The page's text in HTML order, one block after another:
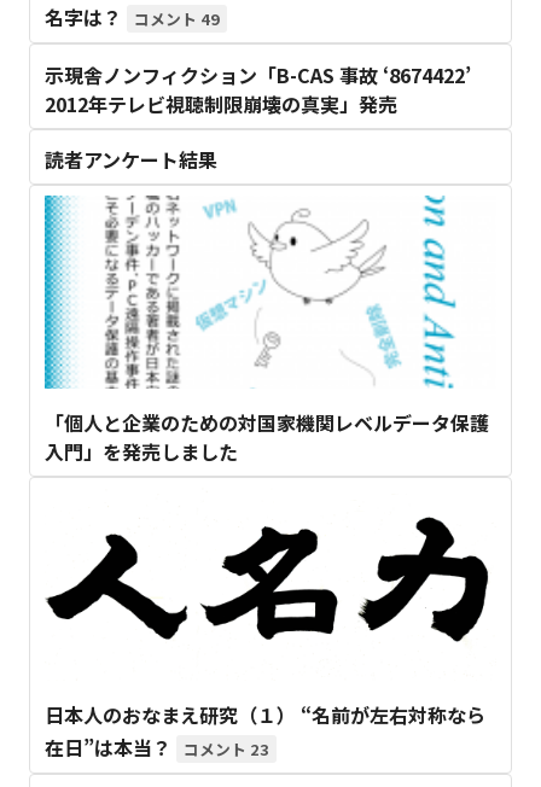
名字は？
49
示現舎ノンフィクション「B-CAS 事故 ‘8674422’
2012年テレビ視聴制限崩壊の真実」発売
読者アンケート結果
「個人と企業のための対国家機関レベルデータ保護
入門」を発売しました
日本人のおなまえ研究（１） “名前が左右対称なら
在日”は本当？
23